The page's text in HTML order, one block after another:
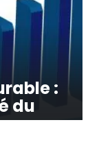
:
du